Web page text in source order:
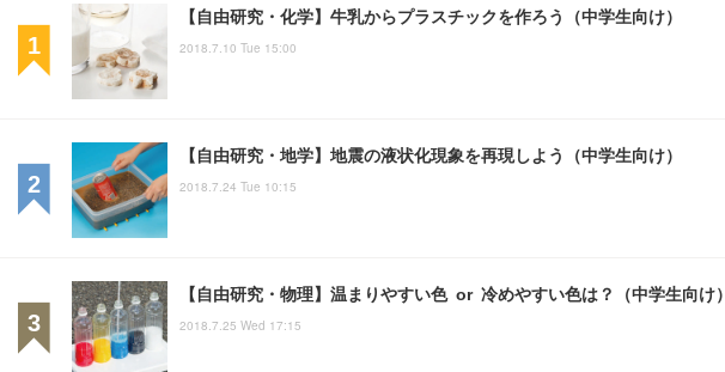
【自由研究・化学】牛乳からプラスチックを作ろう（中学生向け）
2018.7.10 Tue 15:00
【自由研究・地学】地震の液状化現象を再現しよう（中学生向け）
2018.7.24 Tue 10:15
【自由研究・物理】温まりやすい色 or 冷めやすい色は？（中学生向け）
2018.7.25 Wed 17:15